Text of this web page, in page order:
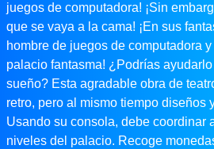
juegos de computadora! ¡Sin
que se vaya a la cama! ¡En sus
hombre de juegos de computadora
palacio fantasma! ¿Podrías ayudarlo
sueño? Esta agradable obra de
retro, pero al mismo tiempo diseños
Usando su consola, debe coordinar
niveles del palacio. Recoge